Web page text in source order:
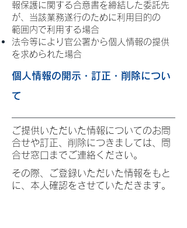
報保護に関する合意書を締結した委託先
が、当該業務遂行のために利用目的の
範囲内で利用する場合
法令等により官公署から個人情報の提供
を求められた場合
個人情報の開示・訂正・削除につい
て
ご提供いただいた情報についてのお問
合せや訂正、削除につきましては、問
合せ窓口までご連絡ください。
その際、ご登録いただいた情報をもと
に、本人確認をさせていただきます。